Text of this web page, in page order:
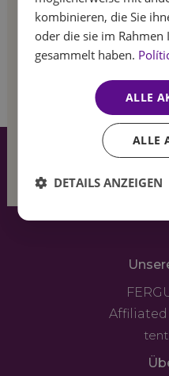
the
Affiliated
kombinieren, die Sie
oder die sie im
gesammelt haben.
ALLE
ALLE
DETAILS ANZEIGEN